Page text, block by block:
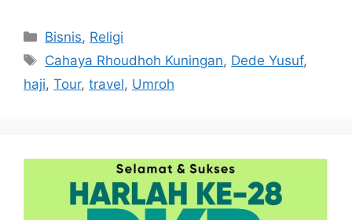
Kategori
Bisnis, Religi
Tag
Cahaya Rhoudhoh Kuningan, Dede Yusuf,
haji, Tour, travel, Umroh